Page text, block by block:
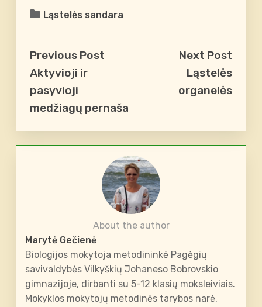
Ląstelės sandara
Previous Post
Aktyvioji ir
pasyvioji
medžiagų pernaša
Next Post
Ląstelės
organelės
About the author
Marytė Gečienė
Biologijos mokytoja metodininkė Pagėgių
savivaldybės Vilkyškių Johaneso Bobrovskio
gimnazijoje, dirbanti su 5-12 klasių moksleiviais.
Mokyklos mokytojų metodinės tarybos narė,